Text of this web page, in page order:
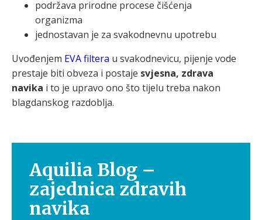
podržava prirodne procese čišćenja
organizma
jednostavan je za svakodnevnu upotrebu
Uvođenjem EVA filtera u svakodnevicu, pijenje vode
prestaje biti obveza i postaje svjesna, zdrava
navika i to je upravo ono što tijelu treba nakon
blagdanskog razdoblja.
Aquilia Blog –
zajednica zdravih
navika